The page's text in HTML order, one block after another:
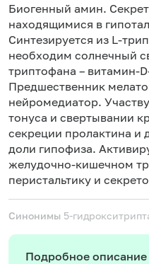
Биогенный амин.
находящимися в
Синтезируется из L-
необходим солнечный
триптофана – витамин-
Предшественник
нейромедиатор.
тонуса и свертывании
секреции пролактина и
доли гипофиза.
желудочно-кишечном
перистальтику и
Синонимы 5-
Подробное описание